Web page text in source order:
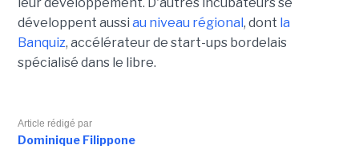
leur développement. D'autres incubateurs se
développent aussi au niveau régional , dont la
Banquiz, accélérateur de start-ups bordelais
spécialisé dans le libre.
Article rédigé par
Dominique Filippone